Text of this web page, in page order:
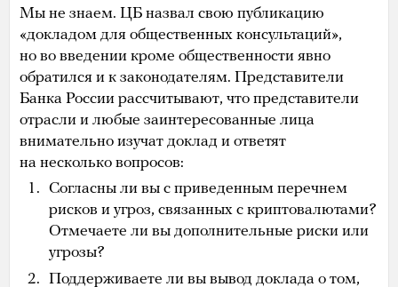
Мы не знаем. ЦБ назвал свою публикацию
«докладом для общественных консультаций»,
но во введении кроме общественности явно
обратился и к законодателям. Представители
Банка России рассчитывают, что представители
отрасли и любые заинтересованные лица
внимательно изучат доклад и ответят
на несколько вопросов:
Согласны ли вы с приведенным перечнем
рисков и угроз, связанных с криптовалютами?
Отмечаете ли вы дополнительные риски или
угрозы?
Поддерживаете ли вы вывод доклада о том,